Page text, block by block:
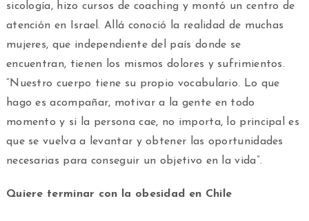
sicología, hizo cursos de coaching y montó un centro de
atención en Israel. Allá conoció la realidad de muchas
mujeres, que independiente del país donde se
encuentran, tienen los mismos dolores y sufrimientos.
“Nuestro cuerpo tiene su propio vocabulario. Lo que
hago es acompañar, motivar a la gente en todo
momento y si la persona cae, no importa, lo principal es
que se vuelva a levantar y obtener las oportunidades
necesarias para conseguir un objetivo en la vida”.
Quiere terminar con la obesidad en Chile